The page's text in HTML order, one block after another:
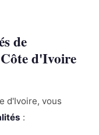
de
d'Ivoire
d'Ivoire, vous
: